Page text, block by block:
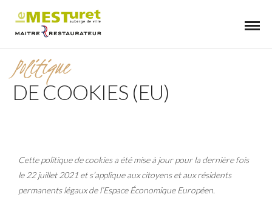
Politique
DE COOKIES (EU)
Cette politique de cookies a été mise à jour pour la dernière fois
le 22 juillet 2021 et s’applique aux citoyens et aux résidents
permanents légaux de l’Espace Économique Européen.